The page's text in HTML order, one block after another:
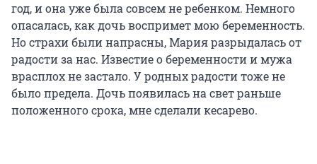
год, и она уже была совсем не ребенком. Немного
опасалась, как дочь воспримет мою беременность.
Но страхи были напрасны, Мария разрыдалась от
радости за нас. Известие о беременности и мужа
врасплох не застало. У родных радости тоже не
было предела. Дочь появилась на свет раньше
положенного срока, мне сделали кесарево.